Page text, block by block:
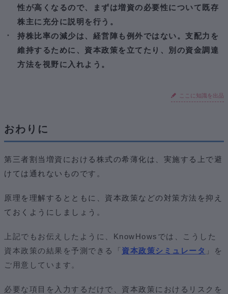
性が高くなるので、まずは増資の必要性について既存
株主に充分に説明を行う。
持株比率の減少は、経営陣も例外ではない。支配力を
維持するために、資本政策を立てたり、別の資金調達
方法を視野に入れよう。
ここに知識を出品
おわりに
第三者割当増資における株式の希薄化は、実施する上で避
けては通れないものです。
原理を理解するとともに、資本政策などの対策方法を抑え
ておくようにしましょう。
上記でもお伝えしたように、KnowHowsでは、こうした
資本政策の結果を予測できる「 資本政策シミュレータ 」を
ご用意しています。
必要な項目を入力するだけで、資本政策におけるリスクを